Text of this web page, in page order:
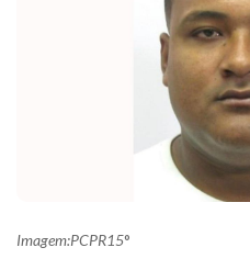
Imagem:PCPR15°